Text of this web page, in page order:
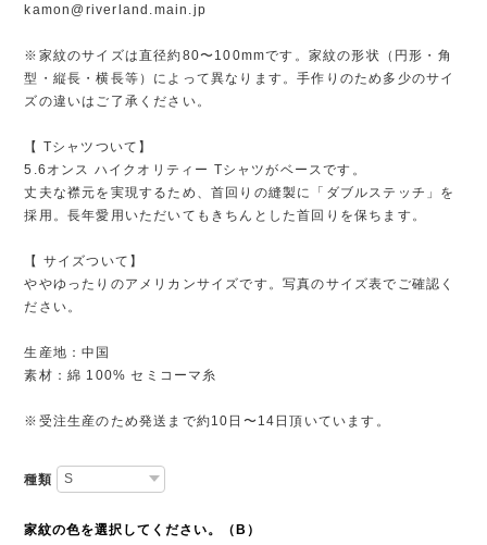
kamon@riverland.main.jp
※家紋のサイズは直径約80〜100mmです。家紋の形状（円形・角
型・縦長・横長等）によって異なります。手作りのため多少のサイ
ズの違いはご了承ください。
【 Tシャツついて】
5.6オンス ハイクオリティー Tシャツがベースです。
丈夫な襟元を実現するため、首回りの縫製に「ダブルステッチ」を
採用。長年愛用いただいてもきちんとした首回りを保ちます。
【 サイズついて】
ややゆったりのアメリカンサイズです。写真のサイズ表でご確認く
ださい。
生産地：中国
素材：綿 100% セミコーマ糸
※受注生産のため発送まで約10日〜14日頂いています。
種類
家紋の色を選択してください。（B）